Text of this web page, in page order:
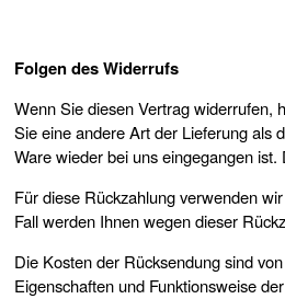
Sonstige
Folgen des Widerrufs
Wenn Sie diesen Vertrag widerrufen,
Sie eine andere Art der Lieferung als
Ware wieder bei uns eingegangen
Für diese Rückzahlung verwenden
Fall werden Ihnen wegen dieser
Die Kosten der Rücksendung sind
Eigenschaften und Funktionsweise